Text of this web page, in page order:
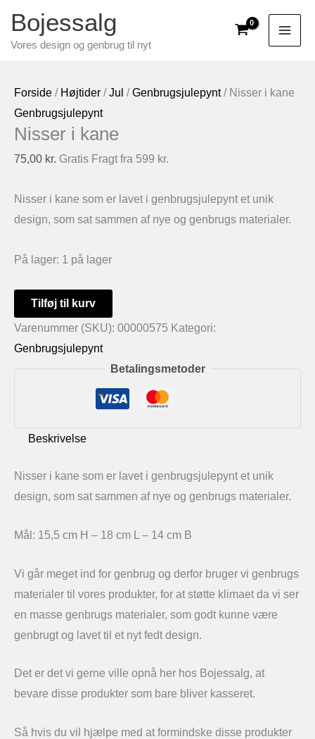
indholdet
Bojessalg
Vores design og genbrug til nyt
Forside / Højtider /Jul /Genbrugsjulepynt/ Nisser i kane
Genbrugsjulepynt
Nisser i kane
75,00 kr. Gratis Fragt fra 599 kr.
Nisser i kane som er lavet i genbrugsjulepynt et unik
design, som sat sammen af nye og genbrugs materialer.
På lager: 1 på lager
Nisser
i
Tilføj til kurv
Varenummer (SKU): 00000575 Kategori:
Genbrugsjulepynt
Betalingsmetoder
Beskrivelse
Nisser i kane som er lavet i genbrugsjulepynt et unik
design, som sat sammen af nye og genbrugs materialer.
Mål: 15,5 cm H – 18 cm L – 14 cm B
Vi går meget ind for genbrug og derfor bruger vi genbrugs
materialer til vores produkter, for at støtte klimaet da vi ser
en masse genbrugs materialer, som godt kunne være
genbrugt og lavet til et nyt fedt design.
Det er det vi gerne ville opnå her hos Bojessalg, at
bevare disse produkter som bare bliver kasseret.
Så hvis du vil hjælpe med at formindske disse produkter